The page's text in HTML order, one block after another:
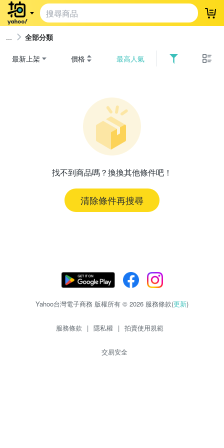
登
全部分類
最新上架 價格 最高人氣
找不到商品嗎？換換其他條件吧！
清除條件再搜尋
Yahoo台灣電子商務 版權所有 © 2026 服務條款(更新)
服務條款 | 隱私權 | 拍賣使用規範
交易安全